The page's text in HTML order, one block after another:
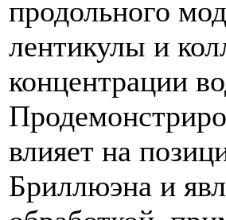
продольного
лентикулы и
концентрации
влияет на
Бриллюэна и